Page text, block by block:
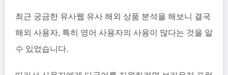
최근 궁금한 유사웹 유사 해외 상품 분석을 해보니 결국
해외 사용자, 특히 영어 사용자의 사용이 많다는 것을 알
수 있었습니다.